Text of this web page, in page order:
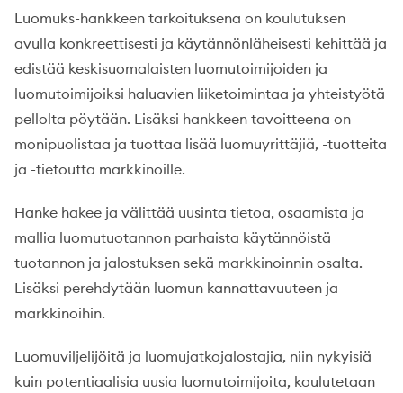
Luomuks-hankkeen tarkoituksena on koulutuksen
avulla konkreettisesti ja käytännönläheisesti kehittää ja
edistää keskisuomalaisten luomutoimijoiden ja
luomutoimijoiksi haluavien liiketoimintaa ja yhteistyötä
pellolta pöytään. Lisäksi hankkeen tavoitteena on
monipuolistaa ja tuottaa lisää luomuyrittäjiä, -tuotteita
ja -tietoutta markkinoille.
Hanke hakee ja välittää uusinta tietoa, osaamista ja
mallia luomutuotannon parhaista käytännöistä
tuotannon ja jalostuksen sekä markkinoinnin osalta.
Lisäksi perehdytään luomun kannattavuuteen ja
markkinoihin.
Luomuviljelijöitä ja luomujatkojalostajia, niin nykyisiä
kuin potentiaalisia uusia luomutoimijoita, koulutetaan